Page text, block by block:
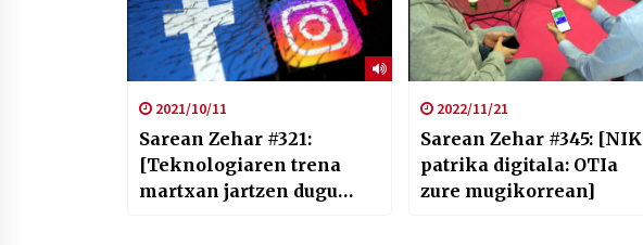
2021/10/11
Sarean Zehar #321:
[Teknologiaren trena
martxan jartzen dugu
2022/11/21
Sarean Zehar #345: [NIK
patrika digitala: OTIa
zure mugikorrean]